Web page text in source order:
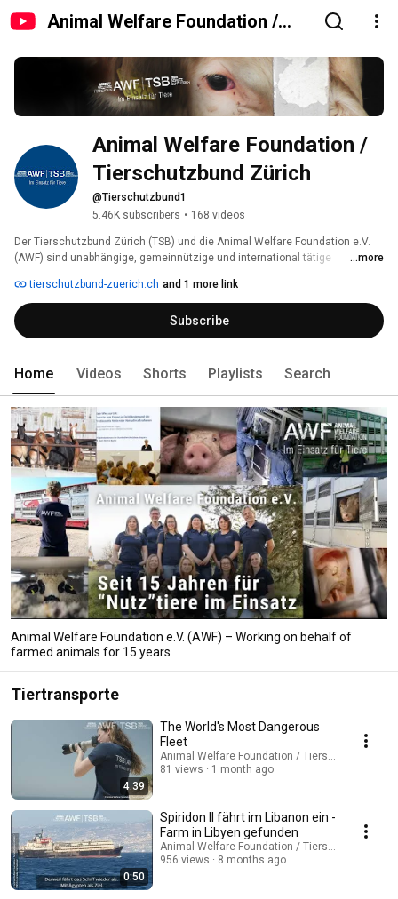
Animal Welfare Foundation /
Animal Welfare Foundation /
Tierschutzbund Zürich
@Tierschutzbund1
5.46K subscribers • 168 videos
Der Tierschutzbund Zürich (TSB) und die Animal Welfare Foundation e.V.
(AWF) sind unabhängige, gemeinnützige und international tätige
die Gründung der Schwesterorganisation Animal Welfare Foundation e.V.
initiiert, um in Deutschland sowie in der EU und international aktiv sein zu
können. Unsere Teams sind überall dort, wo die sogenannten "Nutz"tiere
leiden. Sie dokumentieren Verstösse gegen Tierschutzgesetze und
Polizisten. Immer mit dem Ziel, das Elend der Tiere zu verringern.
...more
tierschutzbund-zuerich.ch and 1 more link
Subscribe
Home Videos Shorts Playlists Search
Animal Welfare Foundation e.V. (AWF) – Working on behalf of
farmed animals for 15 years
Tiertransporte
4:39
The World's Most Dangerous
Fleet
Animal Welfare Foundation / Tierschutzbund
81 views
1 month ago
0:50
Spiridon II fährt im Libanon ein -
Farm in Libyen gefunden
Animal Welfare Foundation / Tierschutzbund
956 views
8 months ago